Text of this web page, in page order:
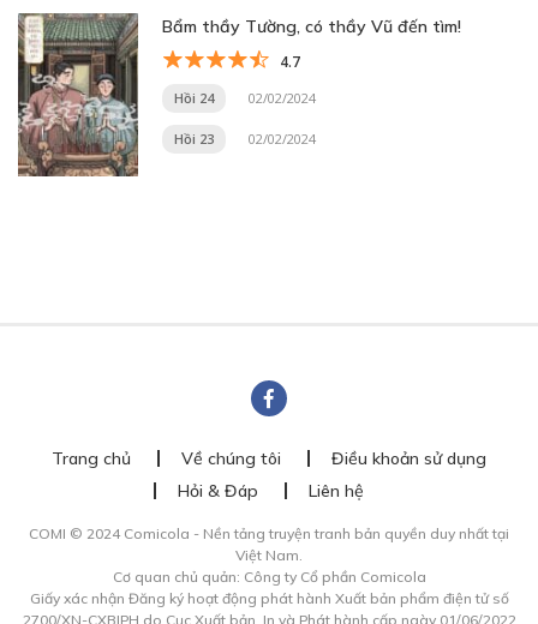
Bẩm thầy Tường, có thầy Vũ đến tìm!
4.7
Hồi 24 02/02/2024
Hồi 23 02/02/2024
Trang chủ Về chúng tôi
Điều khoản sử dụng
Hỏi & Đáp
Liên hệ
COMI © 2024 Comicola - Nền tảng truyện tranh bản quyền duy nhất tại
Việt Nam.
Cơ quan chủ quản: Công ty Cổ phần Comicola
Giấy xác nhận Đăng ký hoạt động phát hành Xuất bản phẩm điện tử số
2700/XN-CXBIPH do Cục Xuất bản, In và Phát hành cấp ngày 01/06/2022